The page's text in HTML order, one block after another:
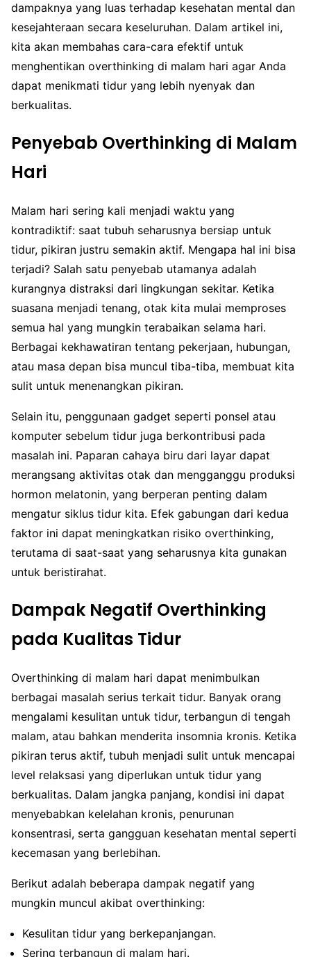
dampaknya yang luas terhadap kesehatan mental dan
kesejahteraan secara keseluruhan. Dalam artikel ini,
kita akan membahas cara-cara efektif untuk
menghentikan overthinking di malam hari agar Anda
dapat menikmati tidur yang lebih nyenyak dan
berkualitas.
Penyebab Overthinking di Malam
Hari
Malam hari sering kali menjadi waktu yang
kontradiktif: saat tubuh seharusnya bersiap untuk
tidur, pikiran justru semakin aktif. Mengapa hal ini bisa
terjadi? Salah satu penyebab utamanya adalah
kurangnya distraksi dari lingkungan sekitar. Ketika
suasana menjadi tenang, otak kita mulai memproses
semua hal yang mungkin terabaikan selama hari.
Berbagai kekhawatiran tentang pekerjaan, hubungan,
atau masa depan bisa muncul tiba-tiba, membuat kita
sulit untuk menenangkan pikiran.
Selain itu, penggunaan gadget seperti ponsel atau
komputer sebelum tidur juga berkontribusi pada
masalah ini. Paparan cahaya biru dari layar dapat
merangsang aktivitas otak dan mengganggu produksi
hormon melatonin, yang berperan penting dalam
mengatur siklus tidur kita. Efek gabungan dari kedua
faktor ini dapat meningkatkan risiko overthinking,
terutama di saat-saat yang seharusnya kita gunakan
untuk beristirahat.
Dampak Negatif Overthinking
pada Kualitas Tidur
Overthinking di malam hari dapat menimbulkan
berbagai masalah serius terkait tidur. Banyak orang
mengalami kesulitan untuk tidur, terbangun di tengah
malam, atau bahkan menderita insomnia kronis. Ketika
pikiran terus aktif, tubuh menjadi sulit untuk mencapai
level relaksasi yang diperlukan untuk tidur yang
berkualitas. Dalam jangka panjang, kondisi ini dapat
menyebabkan kelelahan kronis, penurunan
konsentrasi, serta gangguan kesehatan mental seperti
kecemasan yang berlebihan.
Berikut adalah beberapa dampak negatif yang
mungkin muncul akibat overthinking:
Kesulitan tidur yang berkepanjangan.
Sering terbangun di malam hari.